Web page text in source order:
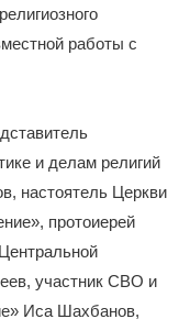
работы с
и делам религий
настоятель Церкви
протоиерей
участник СВО и
Иса Шахбанов,